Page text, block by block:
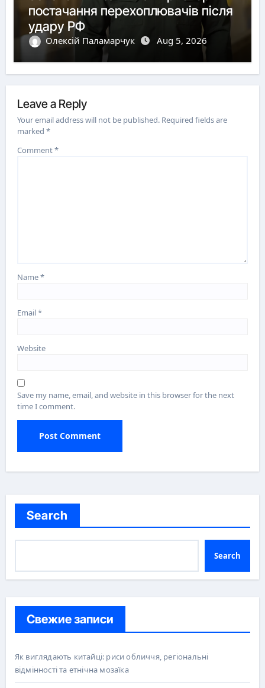
постачання перехоплювачів після
удару РФ
Олексій Паламарчук Aug 5, 2026
Leave a Reply
Your email address will not be published. Required fields are
marked*
Comment*
Name*
Email*
Website
Save my name, email, and website in this browser for the next
time I comment.
Search
Search
Свежие записи
Як виглядають китайці: риси обличчя, регіональні
відмінності та етнічна мозаїка